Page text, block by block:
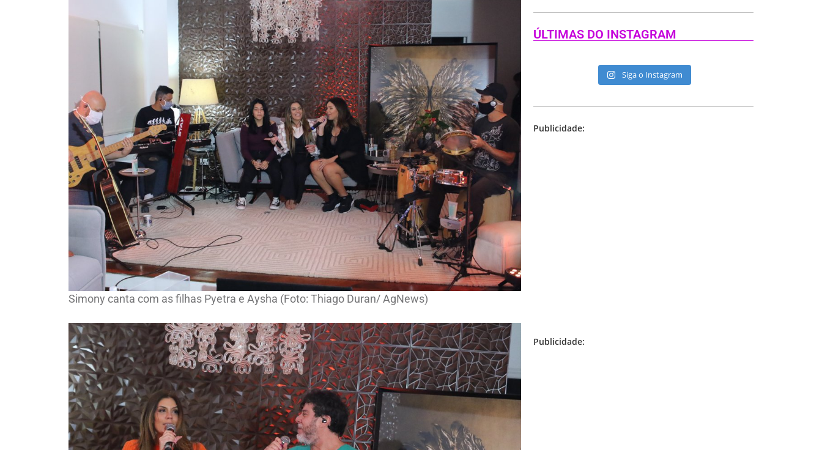
Simony canta com as filhas Pyetra e Aysha (Foto: Thiago Duran/ AgNews)
ÚLTIMAS DO INSTAGRAM
Siga o Instagram
Publicidade:
Publicidade: